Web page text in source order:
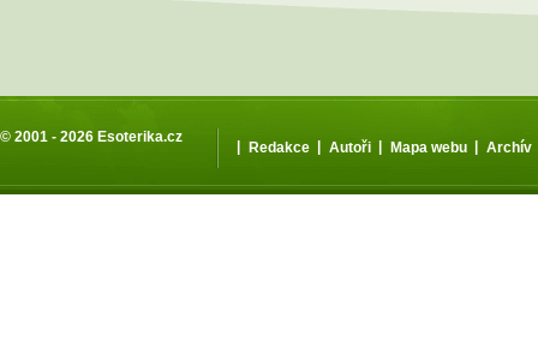
© 2001 - 2026 Esoterika.cz
| Redakce | Autoři | Mapa webu | Archív